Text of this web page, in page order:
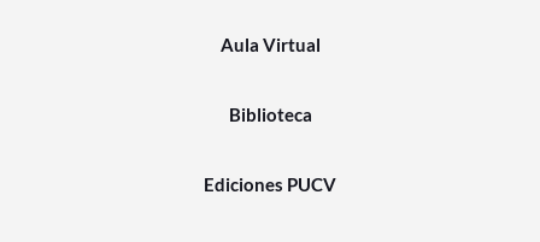
Aula Virtual
Biblioteca
Ediciones PUCV